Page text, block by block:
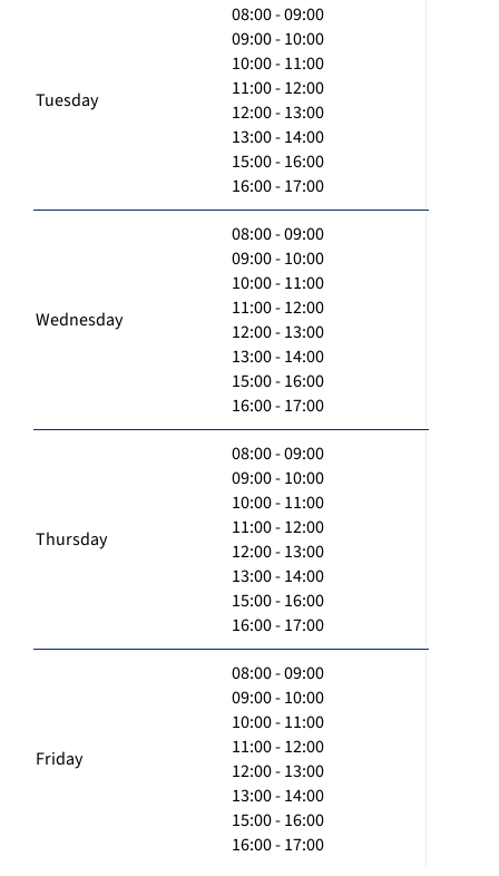
Tuesday
08:00 - 09:00
09:00 - 10:00
10:00 - 11:00
11:00 - 12:00
12:00 - 13:00
13:00 - 14:00
15:00 - 16:00
16:00 - 17:00
Wednesday
08:00 - 09:00
09:00 - 10:00
10:00 - 11:00
11:00 - 12:00
12:00 - 13:00
13:00 - 14:00
15:00 - 16:00
16:00 - 17:00
Thursday
08:00 - 09:00
09:00 - 10:00
10:00 - 11:00
11:00 - 12:00
12:00 - 13:00
13:00 - 14:00
15:00 - 16:00
16:00 - 17:00
Friday
08:00 - 09:00
09:00 - 10:00
10:00 - 11:00
11:00 - 12:00
12:00 - 13:00
13:00 - 14:00
15:00 - 16:00
16:00 - 17:00